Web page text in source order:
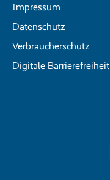
Impressum
Datenschutz
Verbraucherschutz
Digitale Barrierefreiheit